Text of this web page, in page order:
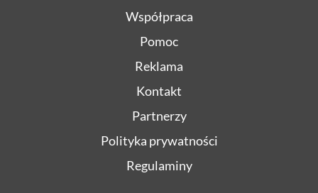
Współpraca
Pomoc
Reklama
Kontakt
Partnerzy
Polityka prywatności
Regulaminy